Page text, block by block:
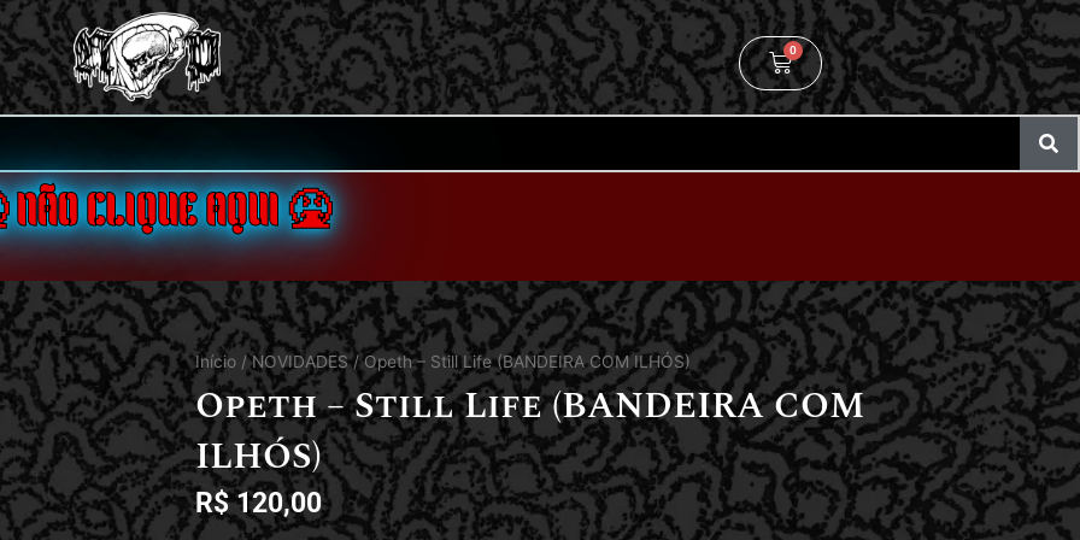
0
CLIQUE AQUI 🤮
Início /NOVIDADES/ Opeth – Still Life (BANDEIRA COM ILHÓS)
Opeth – Still Life (BANDEIRA COM
ILHÓS)
R$120,00